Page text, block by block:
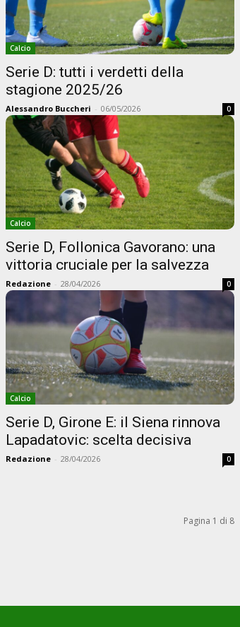
Calcio
Serie D: tutti i verdetti della
stagione 2025/26
Alessandro Buccheri - 06/05/2026 0
Calcio
Serie D, Follonica Gavorano: una
vittoria cruciale per la salvezza
Redazione - 28/04/2026 0
Calcio
Serie D, Girone E: il Siena rinnova
Lapadatovic: scelta decisiva
Redazione - 28/04/2026 0
Pagina 1 di 8